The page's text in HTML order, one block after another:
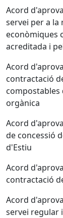
Acord
servei per a la
econòmiques
acreditada i
Acord
contractació
compostables
orgànica
Acord
de concessió
d'Estiu
Acord
contractació
Acord
servei regular